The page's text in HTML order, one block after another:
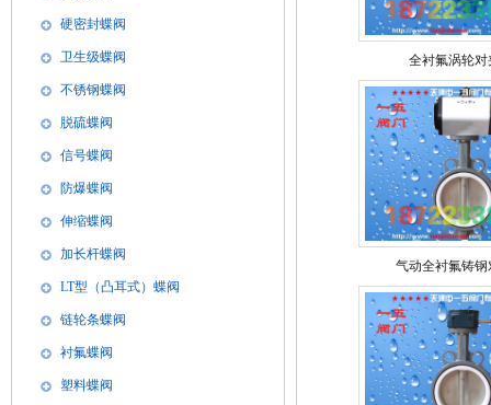
硬密封蝶阀
卫生级蝶阀
不锈钢蝶阀
脱硫蝶阀
信号蝶阀
防爆蝶阀
伸缩蝶阀
加长杆蝶阀
LT型（凸耳式）蝶阀
链轮条蝶阀
衬氟蝶阀
塑料蝶阀
全衬氟涡轮对
气动全衬氟铸钢